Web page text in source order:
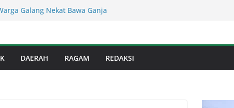
Tanpa Praktik Transaksiona
Kota Medan, Dinas
Kecamatan
DAERAH RAGAM REDAKSI